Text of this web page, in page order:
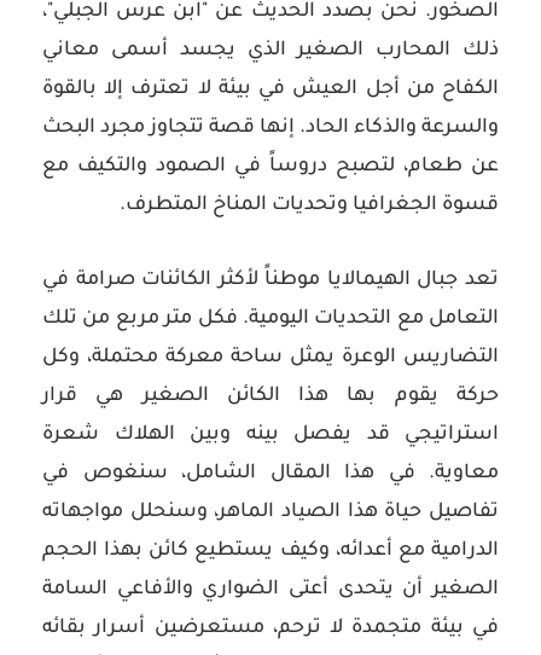
الصخور. نحن بصدد الحديث عن "ابن عرس الجبلي"،
ذلك المحارب الصغير الذي يجسد أسمى معاني
الكفاح من أجل العيش في بيئة لا تعترف إلا بالقوة
والسرعة والذكاء الحاد. إنها قصة تتجاوز مجرد البحث
عن طعام، لتصبح دروساً في الصمود والتكيف مع
قسوة الجغرافيا وتحديات المناخ المتطرف.
تعد جبال الهيمالايا موطناً لأكثر الكائنات صرامة في
التعامل مع التحديات اليومية. فكل متر مربع من تلك
التضاريس الوعرة يمثل ساحة معركة محتملة، وكل
حركة يقوم بها هذا الكائن الصغير هي قرار
استراتيجي قد يفصل بينه وبين الهلاك شعرة
معاوية. في هذا المقال الشامل، سنغوص في
تفاصيل حياة هذا الصياد الماهر، وسنحلل مواجهاته
الدرامية مع أعدائه، وكيف يستطيع كائن بهذا الحجم
الصغير أن يتحدى أعتى الضواري والأفاعي السامة
في بيئة متجمدة لا ترحم، مستعرضين أسرار بقائه